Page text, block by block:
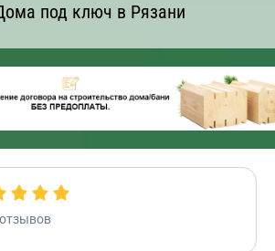
под ключ в Рязани
отзывов